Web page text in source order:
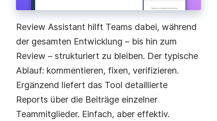
Review Assistant hilft Teams dabei, während
der gesamten Entwicklung – bis hin zum
Review – strukturiert zu bleiben. Der typische
Ablauf: kommentieren, fixen, verifizieren.
Ergänzend liefert das Tool detaillierte
Reports über die Beiträge einzelner
Teammitglieder. Einfach, aber effektiv.